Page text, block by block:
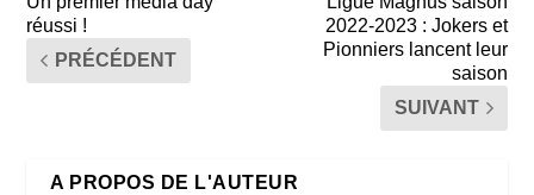
réussi !
PRÉCÉDENT
2022-2023 : Jokers et
Pionniers lancent leur
saison
SUIVANT
A PROPOS DE L'AUTEUR